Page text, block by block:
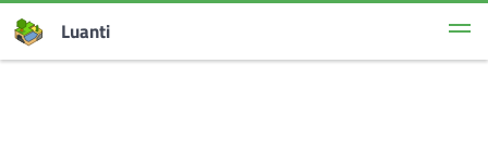
Luanti